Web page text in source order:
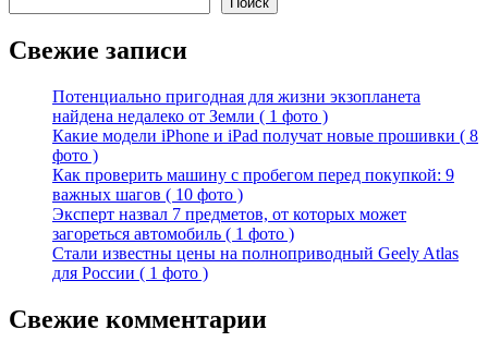
Свежие записи
Потенциально пригодная для жизни экзопланета
найдена недалеко от Земли ( 1 фото )
Какие модели iPhone и iPad получат новые прошивки ( 8
фото )
Как проверить машину с пробегом перед покупкой: 9
важных шагов ( 10 фото )
Эксперт назвал 7 предметов, от которых может
загореться автомобиль ( 1 фото )
Стали известны цены на полноприводный Geely Atlas
для России ( 1 фото )
Свежие комментарии